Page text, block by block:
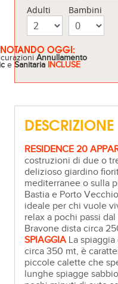
Adulti Bambini
OGGI:
Annullamento
eSanitaria INCLUSE
DESCRIZIONE
RESIDENCE 20
costruzioni di due o
delizioso giardino
mediterranee o sulla
Bastia e Porto
ideale per chi vuole
relax a pochi passi
Bravone dista circa
SPIAGGIA La
circa 350 mt, è
piccole calette che
lunghe spiagge